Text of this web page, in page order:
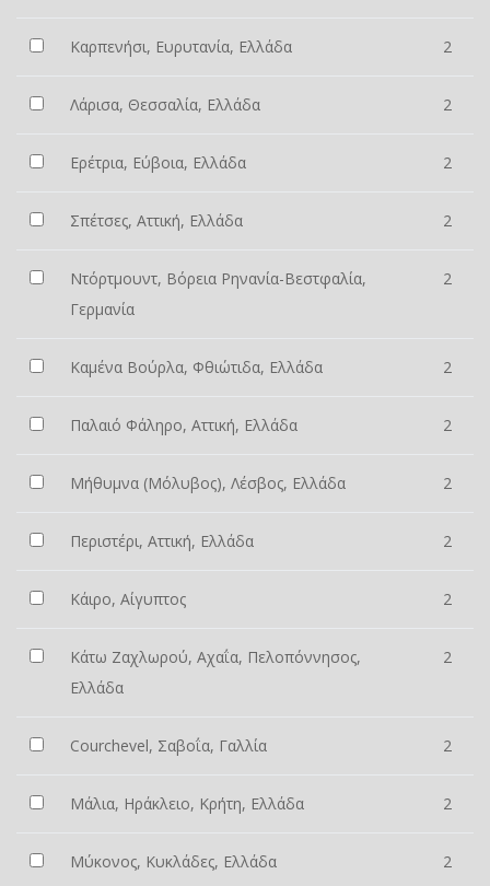
Καρπενήσι, Ευρυτανία, Ελλάδα 2
Λάρισα, Θεσσαλία, Ελλάδα 2
Ερέτρια, Εύβοια, Ελλάδα 2
Σπέτσες, Αττική, Ελλάδα 2
Ντόρτμουντ, Βόρεια Ρηνανία-Βεστφαλία,
Γερμανία
2
Καμένα Βούρλα, Φθιώτιδα, Ελλάδα 2
Παλαιό Φάληρο, Αττική, Ελλάδα 2
Μήθυμνα (Μόλυβος), Λέσβος, Ελλάδα 2
Περιστέρι, Αττική, Ελλάδα 2
Κάιρο, Αίγυπτος 2
Κάτω Ζαχλωρού, Αχαΐα, Πελοπόννησος,
Ελλάδα
2
Courchevel, Σαβοΐα, Γαλλία 2
Μάλια, Ηράκλειο, Κρήτη, Ελλάδα 2
Μύκονος, Κυκλάδες, Ελλάδα 2